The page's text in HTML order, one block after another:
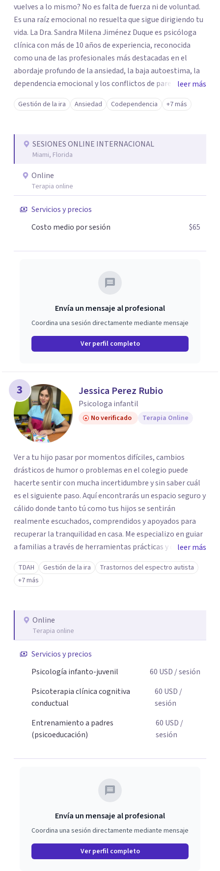
vuelves a lo mismo? No es falta de fuerza ni de voluntad.
Es una raíz emocional no resuelta que sigue dirigiendo tu
vida. La Dra. Sandra Milena Jiménez Duque es psicóloga
clínica con más de 10 años de experiencia, reconocida
como una de las profesionales más destacadas en el
abordaje profundo de la ansiedad, la baja autoestima, la
dependencia emocional y los conflictos de pareja. Ha
trabajado con pacientes en diferentes países,
acompañando procesos complejos. Su enfoque
trabaja el síntoma, trabaja la raíz que lo origina. Su
metodología interviene en tres niveles: regulación del
sistema emocional, reprocesamiento de heridas de la
infancia y reestructuración cognitiva profunda,
permitiendo transformar patrones, emociones y
decisiones desde su origen. Si buscas un proceso
superficial, este no es el lugar. Pero si estás listo(a) para
comprender, sanar y transformar la raíz de lo que te
mejores opciones para acompañarte. Porque cuando
leer más
Gestión de la ira Ansiedad Codependencia +7 más
SESIONES ONLINE INTERNACIONAL
Miami, Florida
Online
Terapia online
Servicios y precios
Costo medio por sesión
$65
Envía un mensaje al profesional
Coordina una sesión directamente mediante mensaje
Ver perfil completo
3 Jessica Perez Rubio
Psicologa infantil
No verificado Terapia Online
Ver a tu hijo pasar por momentos difíciles, cambios
drásticos de humor o problemas en el colegio puede
hacerte sentir con mucha incertidumbre y sin saber cuál
es el siguiente paso. Aquí encontrarás un espacio seguro y
cálido donde tanto tú como tus hijos se sentirán
realmente escuchados, comprendidos y apoyados para
recuperar la tranquilidad en casa. Me especializo en guiar
a familias a través de herramientas prácticas y dinámicas
adaptadas a la edad de cada menor, dejando de lado las
etiquetas y los tecnicismos. Mi forma de trabajar se
centra en entender las emociones que hay detrás del
necesaria para superar sus retos y fortaleciendo la
comunicación entre ustedes. Acompaño a niños y
adolescentes que están lidiando con la ansiedad, la
timidez, la rebeldía o dificultades escolares, así como a
educar sin perder la paciencia ni el control. Si estás listo
para dar el primer paso hacia una convivencia familiar
más armoniosa, agenda tu sesión y empecemos a
leer más
TDAH Gestión de la ira
Trastornos del espectro autista
+7 más
Online
Terapia online
Servicios y precios
Psicología infanto-juvenil
60 USD / sesión
Psicoterapia clínica cognitiva
conductual
60 USD /
sesión
Entrenamiento a padres
(psicoeducación)
60 USD /
sesión
Envía un mensaje al profesional
Coordina una sesión directamente mediante mensaje
Ver perfil completo